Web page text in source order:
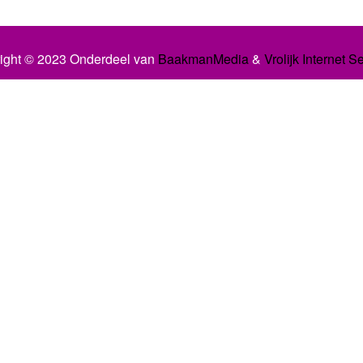
© 2023 Onderdeel van BaakmanMedia& Vrolijk Internet